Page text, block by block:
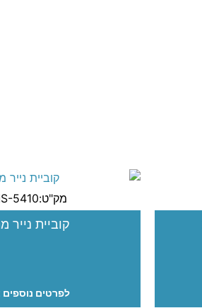
מק"ט:MS-5410
קוביית נייר
לפרטים נוספים